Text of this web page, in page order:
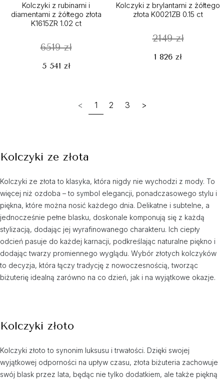
Kolczyki z rubinami i
diamentami z żółtego złota
K1615ZR 1.02 ct
6519 zł
5 541 zł
Kolczyki z brylantami z żółtego
złota K0021ZB 0.15 ct
2149 zł
1 826 zł
< 1 2 3 >
Kolczyki ze złota
Kolczyki ze złota to klasyka, która nigdy nie wychodzi z mody. To
więcej niż ozdoba – to symbol elegancji, ponadczasowego stylu i
piękna, które można nosić każdego dnia. Delikatne i subtelne, a
jednocześnie pełne blasku, doskonale komponują się z każdą
stylizacją, dodając jej wyrafinowanego charakteru. Ich ciepły
odcień pasuje do każdej karnacji, podkreślając naturalne piękno i
dodając twarzy promiennego wyglądu. Wybór złotych kolczyków
to decyzja, która łączy tradycję z nowoczesnością, tworząc
biżuterię idealną zarówno na co dzień, jak i na wyjątkowe okazje.
Kolczyki złoto
Kolczyki złoto to synonim luksusu i trwałości. Dzięki swojej
wyjątkowej odporności na upływ czasu, złota biżuteria zachowuje
swój blask przez lata, będąc nie tylko dodatkiem, ale także piękną